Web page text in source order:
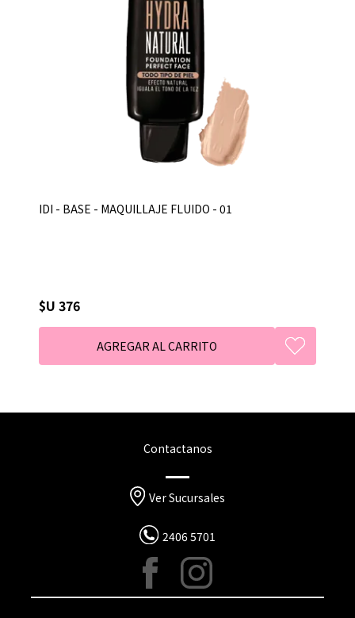
IDI - BASE - MAQUILLAJE FLUIDO - 01
$U 376
Contactanos
Ver Sucursales
2406 5701